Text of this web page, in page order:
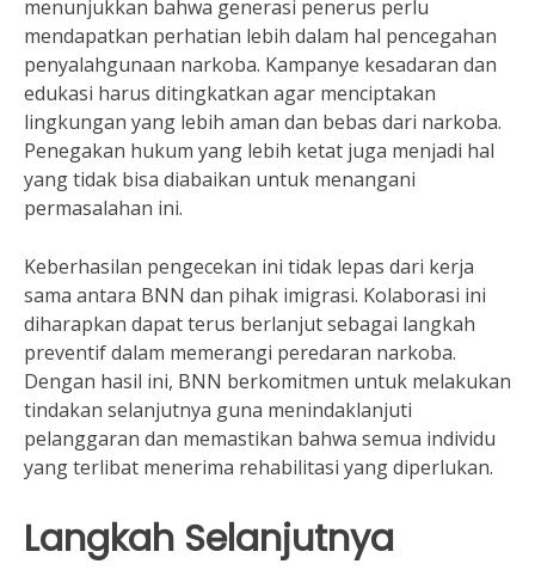
menunjukkan bahwa generasi penerus perlu
mendapatkan perhatian lebih dalam hal pencegahan
penyalahgunaan narkoba. Kampanye kesadaran dan
edukasi harus ditingkatkan agar menciptakan
lingkungan yang lebih aman dan bebas dari narkoba.
Penegakan hukum yang lebih ketat juga menjadi hal
yang tidak bisa diabaikan untuk menangani
permasalahan ini.
Keberhasilan pengecekan ini tidak lepas dari kerja
sama antara BNN dan pihak imigrasi. Kolaborasi ini
diharapkan dapat terus berlanjut sebagai langkah
preventif dalam memerangi peredaran narkoba.
Dengan hasil ini, BNN berkomitmen untuk melakukan
tindakan selanjutnya guna menindaklanjuti
pelanggaran dan memastikan bahwa semua individu
yang terlibat menerima rehabilitasi yang diperlukan.
Langkah Selanjutnya